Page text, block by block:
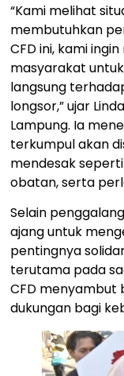
‎“Kami melihat
membutuhkan
CFD ini, kami
masyarakat
langsung
longsor,” ujar
Lampung. Ia
terkumpul akan
mendesak
obatan, serta
‎Selain
ajang untuk
pentingnya
terutama pada
CFD menyambut
dukungan bagi